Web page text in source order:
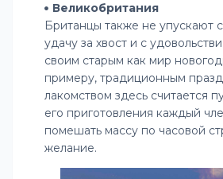
Великобритания
Британцы также не упускают
удачу за хвост и с
своим старым как мир
примеру, традиционным
лакомством здесь считается
его приготовления каждый
помешать массу по часовой
желание.